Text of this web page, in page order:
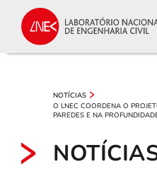
NOTÍCIAS
O LNEC COORDENA O
PAREDES E NA